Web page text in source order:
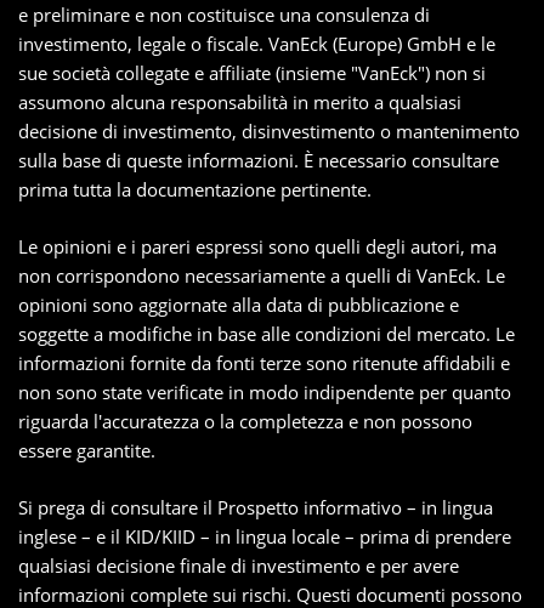
e preliminare e non costituisce una consulenza di
investimento, legale o fiscale. VanEck (Europe) GmbH e le
sue società collegate e affiliate (insieme "VanEck") non si
assumono alcuna responsabilità in merito a qualsiasi
decisione di investimento, disinvestimento o mantenimento
sulla base di queste informazioni. È necessario consultare
prima tutta la documentazione pertinente.
Le opinioni e i pareri espressi sono quelli degli autori, ma
non corrispondono necessariamente a quelli di VanEck. Le
opinioni sono aggiornate alla data di pubblicazione e
soggette a modifiche in base alle condizioni del mercato. Le
informazioni fornite da fonti terze sono ritenute affidabili e
non sono state verificate in modo indipendente per quanto
riguarda l'accuratezza o la completezza e non possono
essere garantite.
Si prega di consultare il Prospetto informativo – in lingua
inglese – e il KID/KIID – in lingua locale – prima di prendere
qualsiasi decisione finale di investimento e per avere
informazioni complete sui rischi. Questi documenti possono